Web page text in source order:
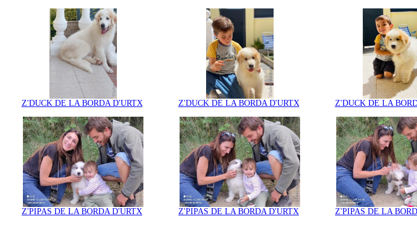
Z'DUCK DE LA BORDA D'URTX Z'DUCK DE LA BORDA D'URTX Z'DUCK DE LA
Z'PIPAS DE LA BORDA D'URTX Z'PIPAS DE LA BORDA D'URTX Z'PIPAS DE LA